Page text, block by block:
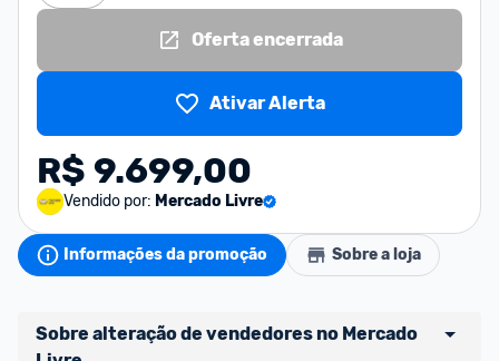
Oferta encerrada
Ativar Alerta
R$ 9.699,00
Vendido por: Mercado Livre
Informações da promoção Sobre a loja
Sobre alteração de vendedores no Mercado